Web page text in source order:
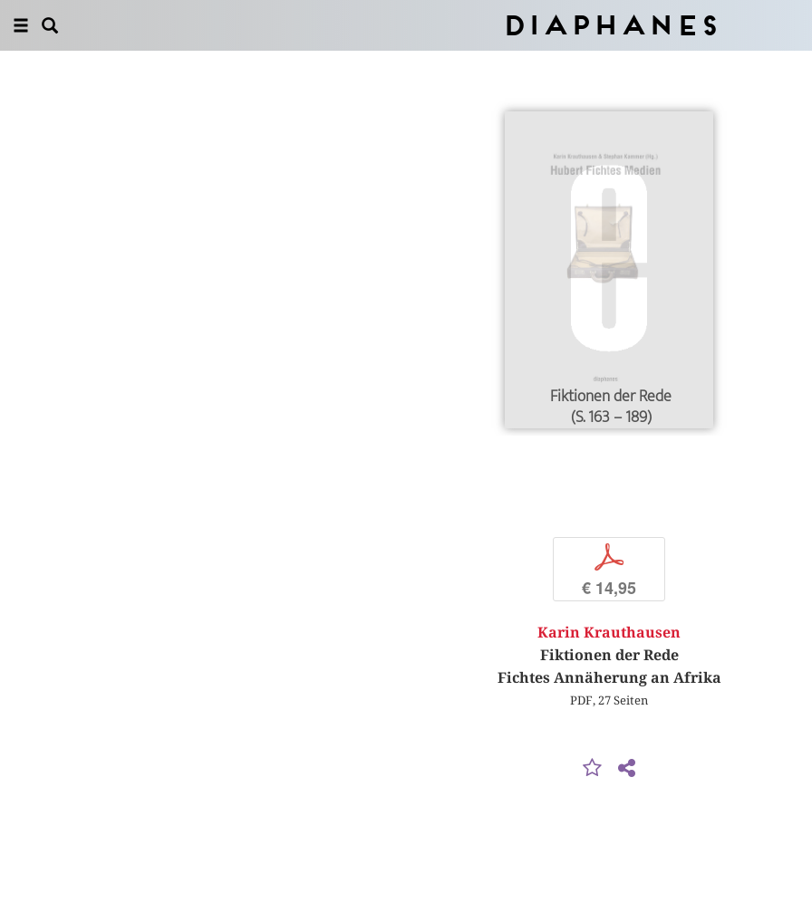
Diaphanes
Fiktionen der Rede
(S. 163 – 189)
p
€ 14,95
Karin Krauthausen
Fiktionen der Rede
Fichtes Annäherung an Afrika
PDF, 27 Seiten